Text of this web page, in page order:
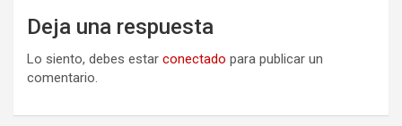
Deja una respuesta
Lo siento, debes estar conectado para publicar un
comentario.